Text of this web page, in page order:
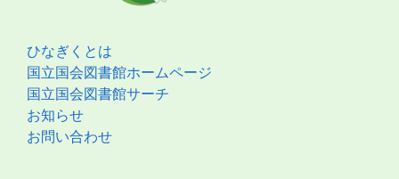
ひなぎくとは
国立国会図書館ホームページ
国立国会図書館サーチ
お知らせ
お問い合わせ